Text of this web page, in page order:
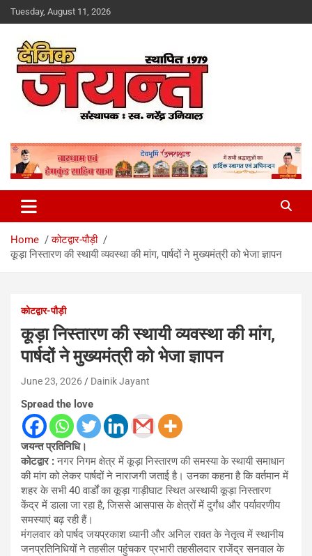
Skip
to
Tuesday, August 11, 2026
Dainik Jayant
Home
कोटद्वार-पौड़ी
कूड़ा निस्तारण की स्थायी व्यवस्था की मांग, पार्षदों ने मुख्यमंत्री को भेजा ज्ञापन
कोटद्वार-पौड़ी
कूड़ा निस्तारण की स्थायी व्यवस्था की मांग,
पार्षदों ने मुख्यमंत्री को भेजा ज्ञापन
June 23, 2026 Dainik Jayant
Spread the love
जयन्त प्रतिनिधि।
कोटद्वार :नगर निगम क्षेत्र में कूड़ा निस्तारण की समस्या के स्थायी समाधान
की मांग को लेकर पार्षदों ने नाराजगी जताई है। उनका कहना है कि वर्तमान में
शहर के सभी 40 वार्डों का कूड़ा गाड़ीघाट स्थित अस्थायी कूड़ा निस्तारण
केंद्र में डाला जा रहा है, जिससे आसपास के क्षेत्रों में दुर्गंध और पर्यावरणीय
समस्याएं बढ़ रही हैं।
मंगलवार को पार्षद जयप्रकाश ध्यानी और अनिल रावत के नेतृत्व में स्थानीय
जनप्रतिनिधियों ने तहसील पहुंचकर प्रभारी तहसीलदार राजेंद्र सनवाल के